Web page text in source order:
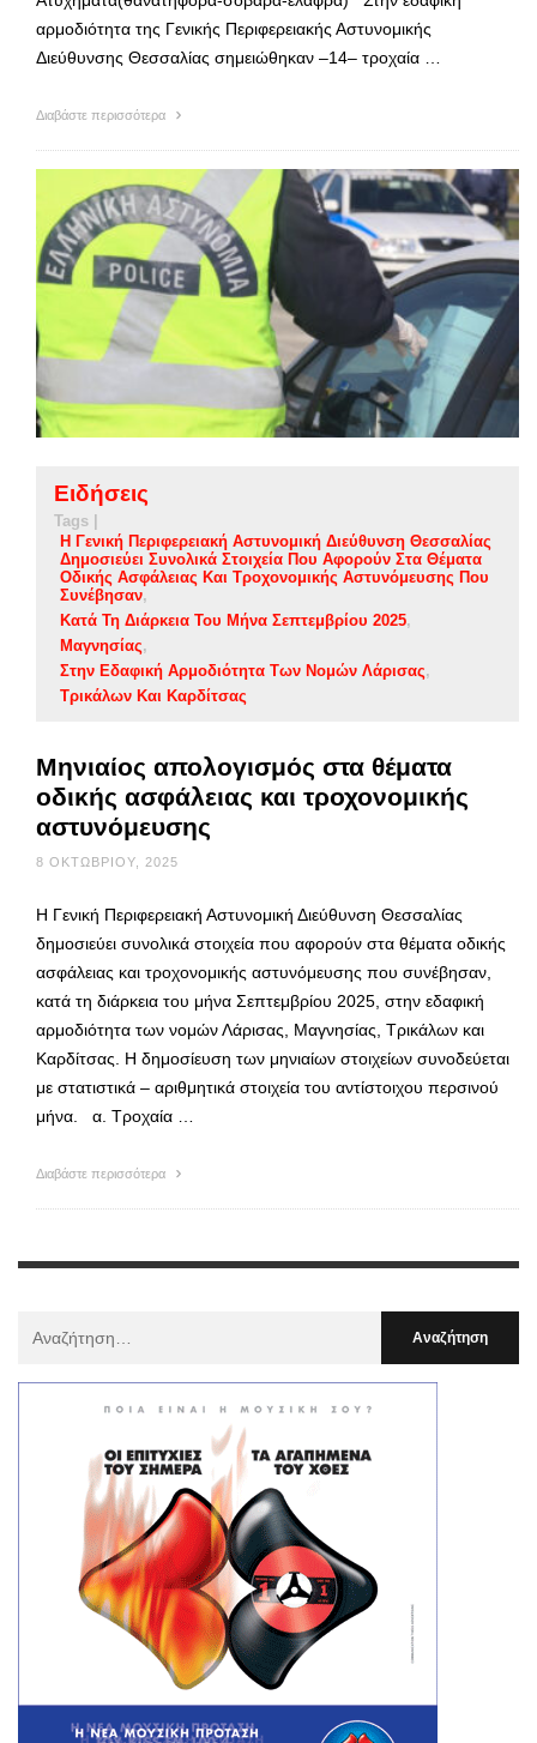
αρμοδιότητα της Γενικής Περιφερειακής Αστυνομικής
Διεύθυνσης Θεσσαλίας σημειώθηκαν –14– τροχαία …
Διαβάστε περισσότερα
Ειδήσεις
Tags |
Η Γενική Περιφερειακή Αστυνομική Διεύθυνση Θεσσαλίας
Δημοσιεύει Συνολικά Στοιχεία Που Αφορούν Στα Θέματα
Οδικής Ασφάλειας Και Τροχονομικής Αστυνόμευσης Που
Συνέβησαν
Κατά Τη Διάρκεια Του Μήνα Σεπτεμβρίου 2025
Μαγνησίας
Στην Εδαφική Αρμοδιότητα Των Νομών Λάρισας
Τρικάλων Και Καρδίτσας
Μηνιαίος απολογισμός στα θέματα
οδικής ασφάλειας και τροχονομικής
αστυνόμευσης
8 ΟΚΤΩΒΡΊΟΥ, 2025
Η Γενική Περιφερειακή Αστυνομική Διεύθυνση Θεσσαλίας
δημοσιεύει συνολικά στοιχεία που αφορούν στα θέματα οδικής
ασφάλειας και τροχονομικής αστυνόμευσης που συνέβησαν,
κατά τη διάρκεια του μήνα Σεπτεμβρίου 2025, στην εδαφική
αρμοδιότητα των νομών Λάρισας, Μαγνησίας, Τρικάλων και
Καρδίτσας. Η δημοσίευση των μηνιαίων στοιχείων συνοδεύεται
με στατιστικά – αριθμητικά στοιχεία του αντίστοιχου περσινού
μήνα. α. Τροχαία …
Διαβάστε περισσότερα
: